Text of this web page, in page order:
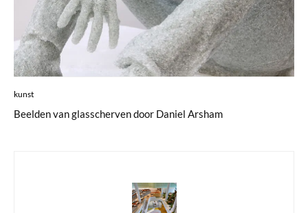
kunst
Beelden van glasscherven door Daniel Arsham